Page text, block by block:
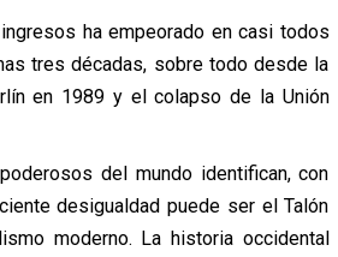
ha empeorado en casi todos
tres décadas, sobre todo desde la
en 1989 y el colapso de la Unión
del mundo identifican, con
desigualdad puede ser el Talón
moderno. La historia occidental